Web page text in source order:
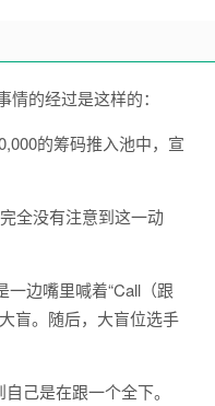
的经过是这样的：
的筹码推入池中，宣
全没有注意到这一动
边嘴里喊着“Call（跟
盲。随后，大盲位选手
己是在跟一个全下。